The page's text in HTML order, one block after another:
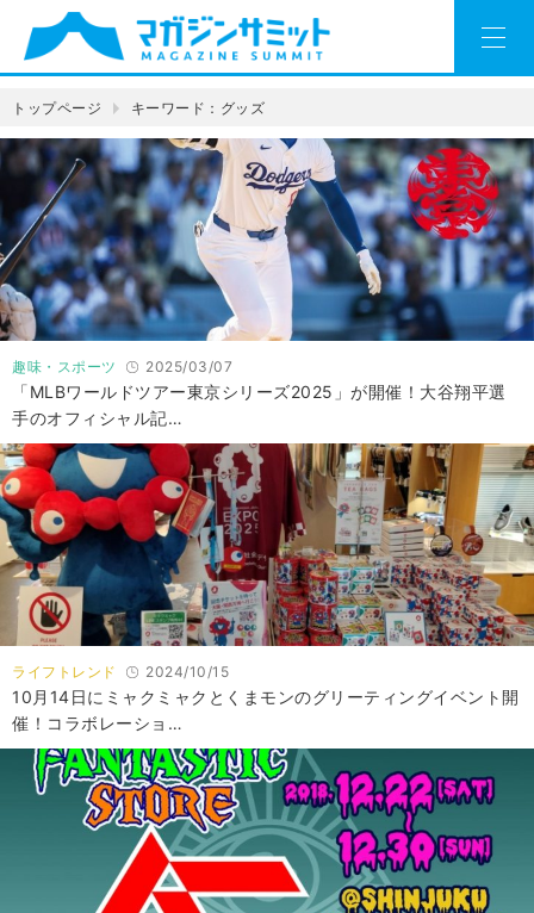
トップページ キーワード：グッズ
趣味・スポーツ 2025/03/07
「MLBワールドツアー東京シリーズ2025」が開催！大谷翔平選
手のオフィシャル記…
ライフトレンド 2024/10/15
10月14日にミャクミャクとくまモンのグリーティングイベント開
催！コラボレーショ…